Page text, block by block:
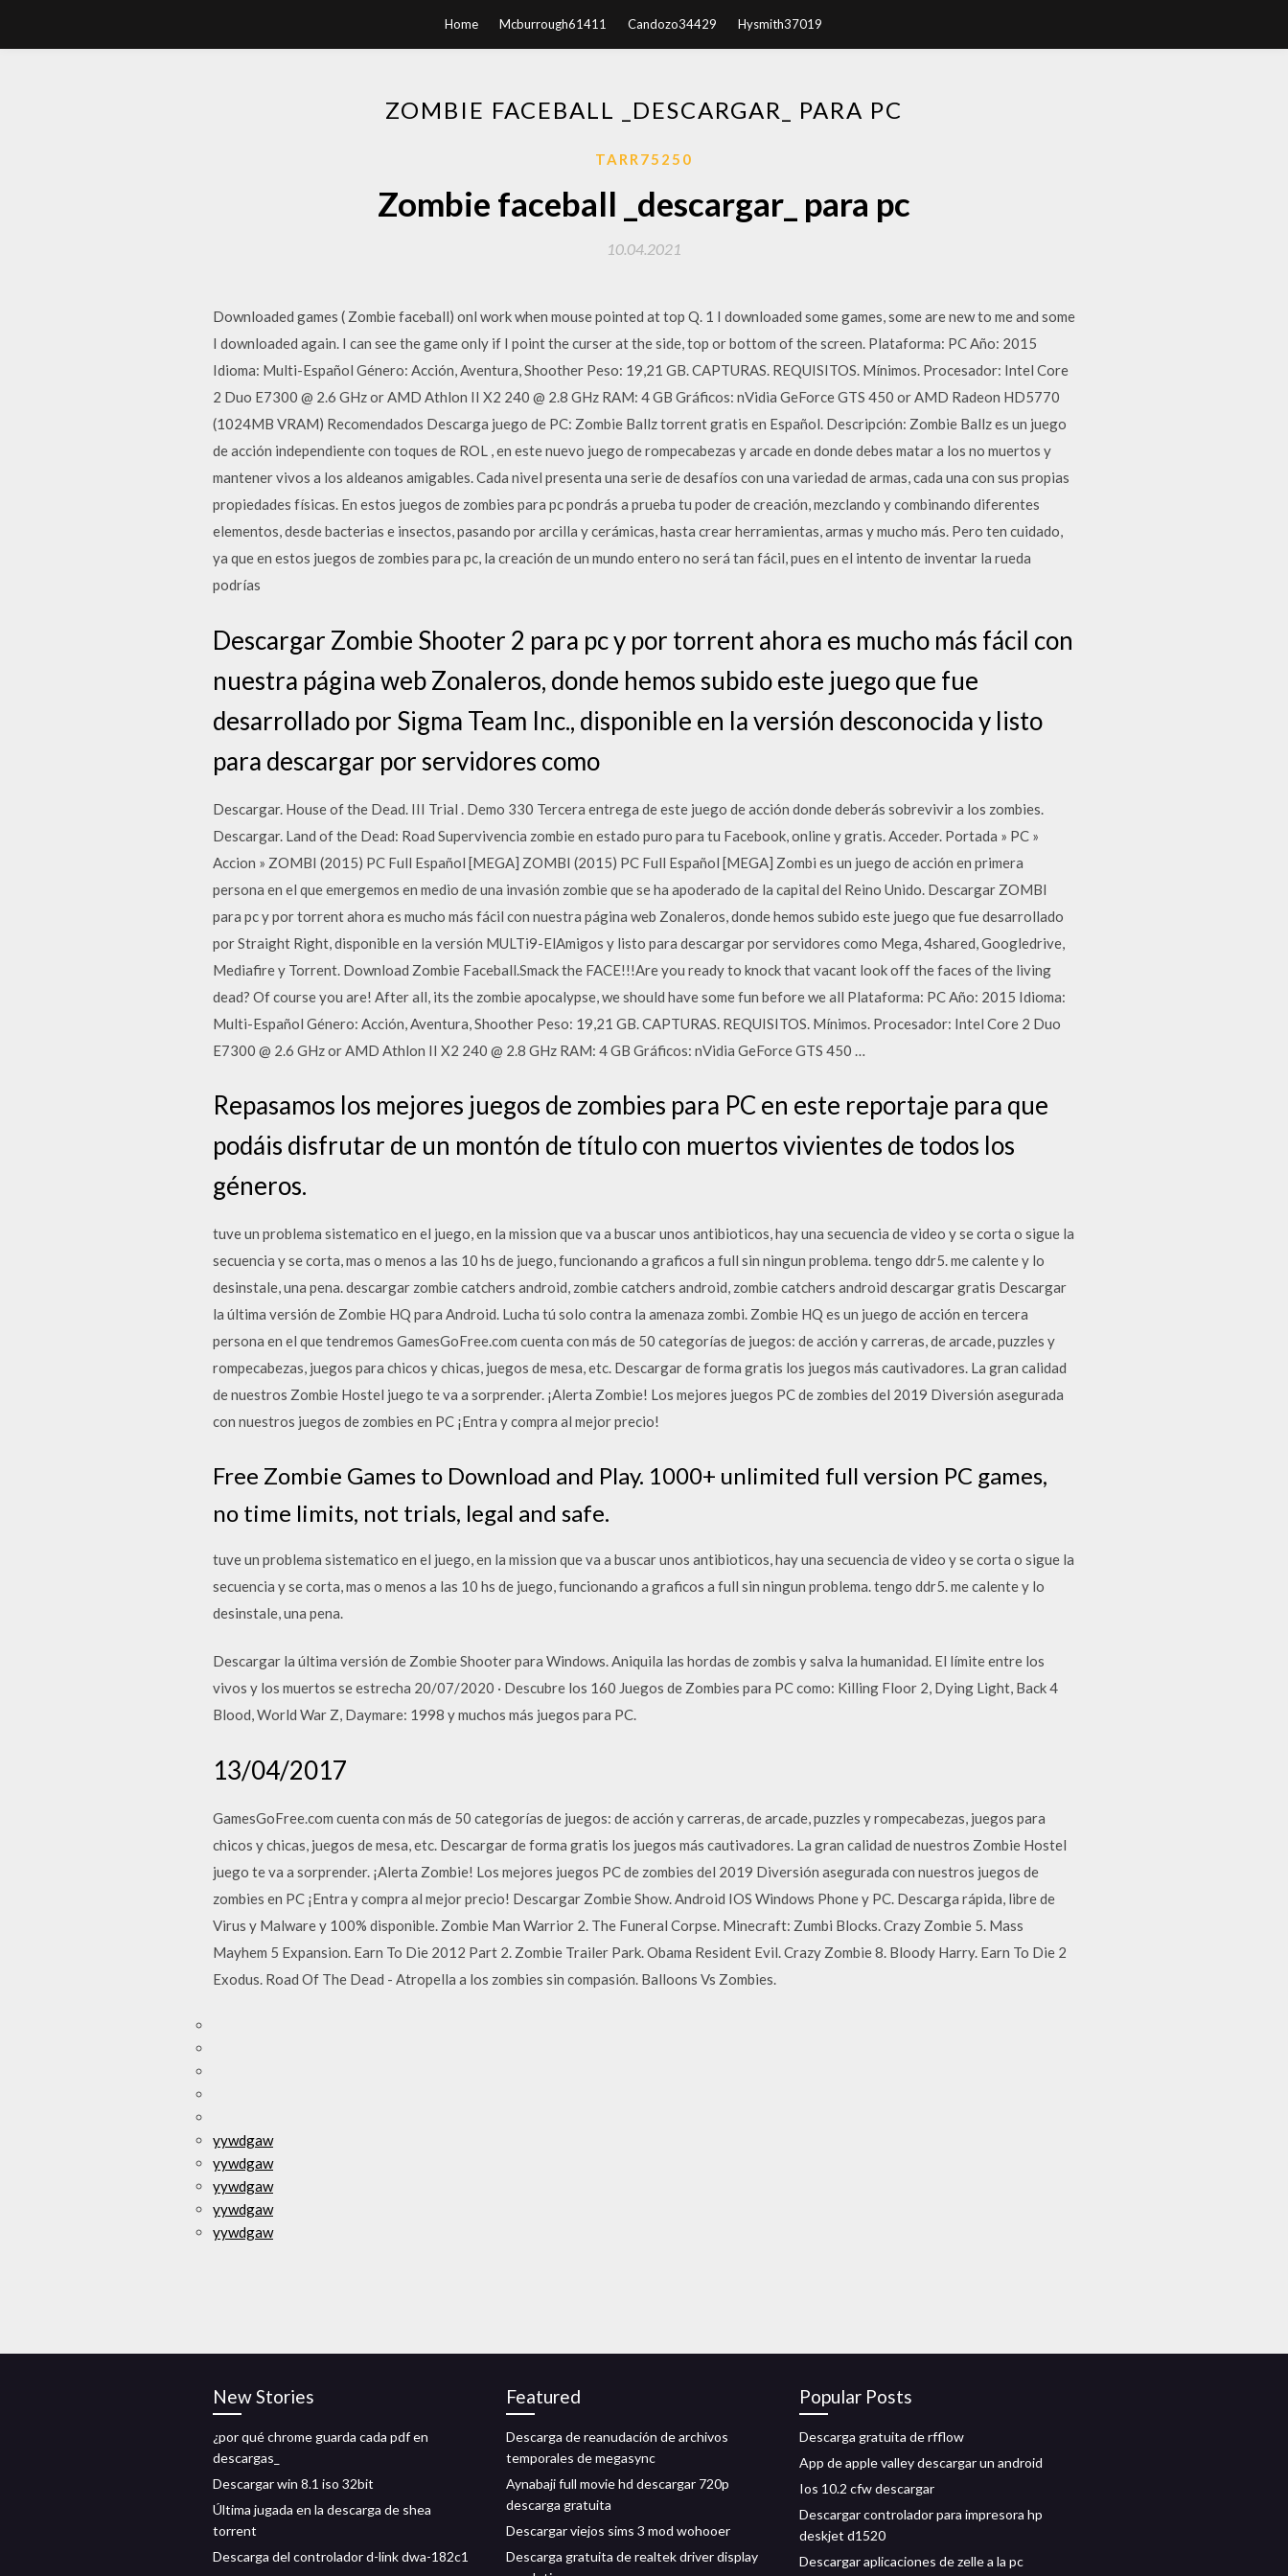
Home Mcburrough61411 Candozo34429 Hysmith37019
ZOMBIE FACEBALL _DESCARGAR_ PARA PC
TARR75250
Zombie faceball _descargar_ para pc
10.04.2021
Downloaded games ( Zombie faceball) onl work when mouse pointed at top Q. 1 I downloaded some games, some are new to me and some
I downloaded again. I can see the game only if I point the curser at the side, top or bottom of the screen. Plataforma: PC Año: 2015
Idioma: Multi-Español Género: Acción, Aventura, Shoother Peso: 19,21 GB. CAPTURAS. REQUISITOS. Mínimos. Procesador: Intel Core
2 Duo E7300 @ 2.6 GHz or AMD Athlon II X2 240 @ 2.8 GHz RAM: 4 GB Gráficos: nVidia GeForce GTS 450 or AMD Radeon HD5770
(1024MB VRAM) Recomendados Descarga juego de PC: Zombie Ballz torrent gratis en Español. Descripción: Zombie Ballz es un juego
de acción independiente con toques de ROL , en este nuevo juego de rompecabezas y arcade en donde debes matar a los no muertos y
mantener vivos a los aldeanos amigables. Cada nivel presenta una serie de desafíos con una variedad de armas, cada una con sus propias
propiedades físicas. En estos juegos de zombies para pc pondrás a prueba tu poder de creación, mezclando y combinando diferentes
elementos, desde bacterias e insectos, pasando por arcilla y cerámicas, hasta crear herramientas, armas y mucho más. Pero ten cuidado,
ya que en estos juegos de zombies para pc, la creación de un mundo entero no será tan fácil, pues en el intento de inventar la rueda
podrías
Descargar Zombie Shooter 2 para pc y por torrent ahora es mucho más fácil con
nuestra página web Zonaleros, donde hemos subido este juego que fue
desarrollado por Sigma Team Inc., disponible en la versión desconocida y listo
para descargar por servidores como
Descargar. House of the Dead. III Trial . Demo 330 Tercera entrega de este juego de acción donde deberás sobrevivir a los zombies.
Descargar. Land of the Dead: Road Supervivencia zombie en estado puro para tu Facebook, online y gratis. Acceder. Portada » PC »
Accion » ZOMBI (2015) PC Full Español [MEGA] ZOMBI (2015) PC Full Español [MEGA] Zombi es un juego de acción en primera
persona en el que emergemos en medio de una invasión zombie que se ha apoderado de la capital del Reino Unido. Descargar ZOMBI
para pc y por torrent ahora es mucho más fácil con nuestra página web Zonaleros, donde hemos subido este juego que fue desarrollado
por Straight Right, disponible en la versión MULTi9-ElAmigos y listo para descargar por servidores como Mega, 4shared, Googledrive,
Mediafire y Torrent. Download Zombie Faceball.Smack the FACE!!!Are you ready to knock that vacant look off the faces of the living
dead? Of course you are! After all, its the zombie apocalypse, we should have some fun before we all Plataforma: PC Año: 2015 Idioma:
Multi-Español Género: Acción, Aventura, Shoother Peso: 19,21 GB. CAPTURAS. REQUISITOS. Mínimos. Procesador: Intel Core 2 Duo
E7300 @ 2.6 GHz or AMD Athlon II X2 240 @ 2.8 GHz RAM: 4 GB Gráficos: nVidia GeForce GTS 450 …
Repasamos los mejores juegos de zombies para PC en este reportaje para que
podáis disfrutar de un montón de título con muertos vivientes de todos los
géneros.
tuve un problema sistematico en el juego, en la mission que va a buscar unos antibioticos, hay una secuencia de video y se corta o sigue la
secuencia y se corta, mas o menos a las 10 hs de juego, funcionando a graficos a full sin ningun problema. tengo ddr5. me calente y lo
desinstale, una pena. descargar zombie catchers android, zombie catchers android, zombie catchers android descargar gratis Descargar
la última versión de Zombie HQ para Android. Lucha tú solo contra la amenaza zombi. Zombie HQ es un juego de acción en tercera
persona en el que tendremos GamesGoFree.com cuenta con más de 50 categorías de juegos: de acción y carreras, de arcade, puzzles y
rompecabezas, juegos para chicos y chicas, juegos de mesa, etc. Descargar de forma gratis los juegos más cautivadores. La gran calidad
de nuestros Zombie Hostel juego te va a sorprender. ¡Alerta Zombie! Los mejores juegos PC de zombies del 2019 Diversión asegurada
con nuestros juegos de zombies en PC ¡Entra y compra al mejor precio!
Free Zombie Games to Download and Play. 1000+ unlimited full version PC games,
no time limits, not trials, legal and safe.
tuve un problema sistematico en el juego, en la mission que va a buscar unos antibioticos, hay una secuencia de video y se corta o sigue la
secuencia y se corta, mas o menos a las 10 hs de juego, funcionando a graficos a full sin ningun problema. tengo ddr5. me calente y lo
desinstale, una pena.
Descargar la última versión de Zombie Shooter para Windows. Aniquila las hordas de zombis y salva la humanidad. El límite entre los
vivos y los muertos se estrecha 20/07/2020 · Descubre los 160 Juegos de Zombies para PC como: Killing Floor 2, Dying Light, Back 4
Blood, World War Z, Daymare: 1998 y muchos más juegos para PC.
13/04/2017
GamesGoFree.com cuenta con más de 50 categorías de juegos: de acción y carreras, de arcade, puzzles y rompecabezas, juegos para
chicos y chicas, juegos de mesa, etc. Descargar de forma gratis los juegos más cautivadores. La gran calidad de nuestros Zombie Hostel
juego te va a sorprender. ¡Alerta Zombie! Los mejores juegos PC de zombies del 2019 Diversión asegurada con nuestros juegos de
zombies en PC ¡Entra y compra al mejor precio! Descargar Zombie Show. Android IOS Windows Phone y PC. Descarga rápida, libre de
Virus y Malware y 100% disponible. Zombie Man Warrior 2. The Funeral Corpse. Minecraft: Zumbi Blocks. Crazy Zombie 5. Mass
Mayhem 5 Expansion. Earn To Die 2012 Part 2. Zombie Trailer Park. Obama Resident Evil. Crazy Zombie 8. Bloody Harry. Earn To Die 2
Exodus. Road Of The Dead - Atropella a los zombies sin compasión. Balloons Vs Zombies.
yywdgaw
yywdgaw
yywdgaw
yywdgaw
yywdgaw
New Stories
¿por qué chrome guarda cada pdf en
descargas_
Descargar win 8.1 iso 32bit
Última jugada en la descarga de shea
torrent
Descarga del controlador d-link dwa-182c1
Featured
Descarga de reanudación de archivos
temporales de megasync
Aynabaji full movie hd descargar 720p
descarga gratuita
Descargar viejos sims 3 mod wohooer
Descarga gratuita de realtek driver display
Popular Posts
Descarga gratuita de rfflow
App de apple valley descargar un android
Ios 10.2 cfw descargar
Descargar controlador para impresora hp
deskjet d1520
Descargar aplicaciones de zelle a la pc